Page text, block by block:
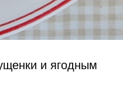
и ягодным